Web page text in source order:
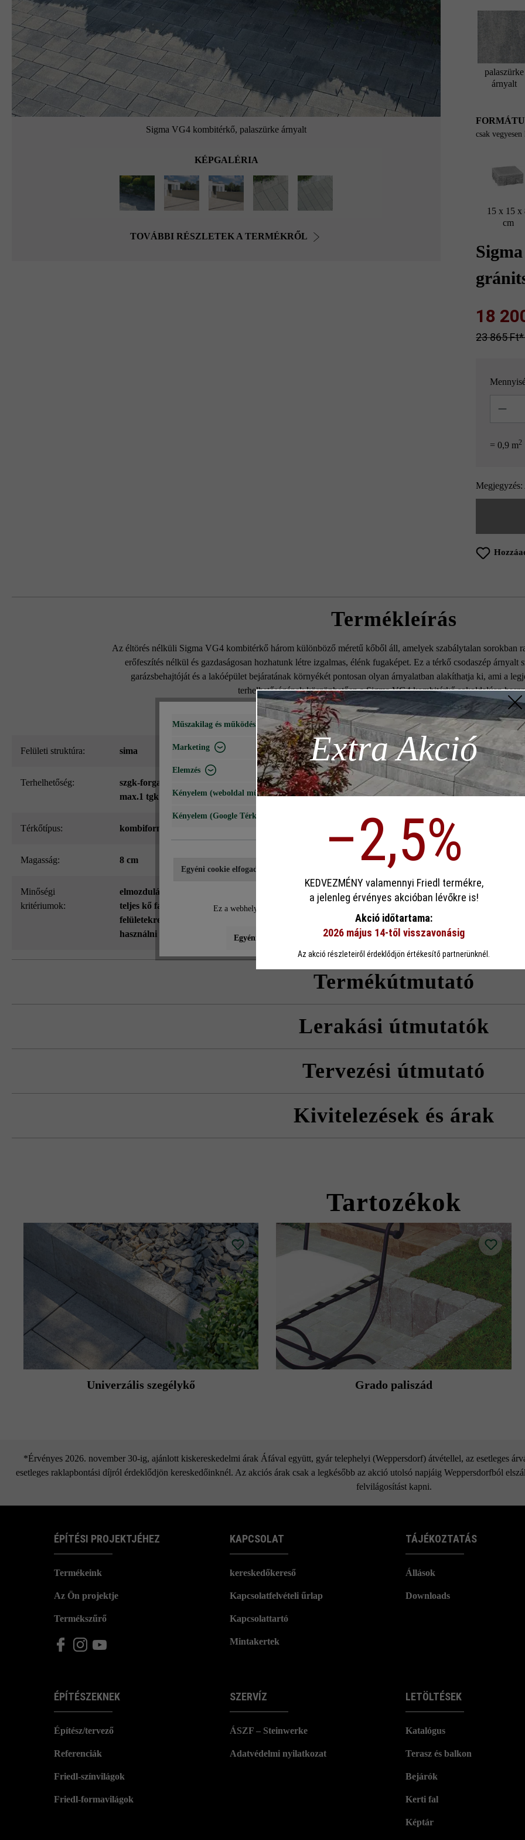
Sigma VG4 kombitérkő, palaszürke árnyalt
KÉPGALÉRIA
TOVÁBBI RÉSZLETEK A TERMÉKRŐL
palaszürke
árnyalt
csak vegyesen
15 x 15 x
cm
18
23 865
= 0,9 m2
Termékleírás
Az éltörés nélküli Sigma VG4 kombitérkő három különböző méretű kőből áll, amelyek szabálytalan sorokban
erőfeszítés nélkül és gazdaságosan hozhatunk létre izgalmas, élénk fugaképet. Ez a térkő csodaszép
garázsbehajtóját és a lakóépület bejáratának környékét pontosan olyan árnyalatban alakíthatja ki, ami a
terhelhetőségének köszönhetően a Sigma VG4 kombitérkő sokoldalúan
Felületi struktúra: sima Szín:
Terhelhetőség:
szgk-forgalomra és alkalmankénti tgk-használatra,
max.1 tgk hetente
Terméktípus: térkő
Térkőtípus: kombiformátum Rendeltetés:
Magasság: 8 cm él:
Minőségi
kritériumok:
elmozdulásvédett (VG4)
teljes kő fagy- és olvasztósóálló - csak cementkötésű
felületekre alkalmas jégoldó szereket szabad
használni
Termékútmutató
A VG4 termékek formátumadatai az ajánlott minimális, 5 mm-es fugaszélességnek megfelelő fugaarányt
Kérjük, vegye figyelembe a lerakási útmutatókat és a termék adatlapokat az építési tanácsok/szerviz
Lerakási útmutatók
Tervezési útmutató
Kivitelezések és árak
Tartozékok
Univerzális szegélykő Grado paliszád
*Érvényes 2026. november 30-ig, ajánlott kiskereskedelmi árak Áfával együtt, gyár telephelyi (Weppersdorf) átvétellel, az esetleges
esetleges raklapbontási díjról érdeklődjön kereskedőinknél. Az akciós árak csak a legkésőbb az akció utolsó napjáig Weppersdorfból
felvilágosítást kapni.
ÉPÍTÉSI PROJEKTJÉHEZ
Termékeink
Az Ön projektje
Termékszűrő
ÉPÍTÉSZEKNEK
Építész/tervező
Referenciák
Friedl-színvilágok
Friedl-formavilágok
KAPCSOLAT
kereskedőkereső
Kapcsolatfelvételi űrlap
Kapcsolattartó
Mintakertek
SZERVÍZ
ÁSZF – Steinwerke
Adatvédelmi nyilatkozat
TÁJÉKOZTATÁS
Állások
Downloads
LETÖLTÉSEK
Katalógus
Terasz és balkon
Bejárók
Kerti fal
Képtár
Műszakilag és működéshez szükséges
Marketing
Elemzés
Kényelem (weboldal működése)
Kényelem (Google Térkép)
Egyéni cookie elfogadása
Ez a webhely cookie-kat használ, hogy a lehető legjobb funkcionalitást kínálja Önnek...
Egyéni beállítások Csak funkcionális cookie elfogadása Minden cookie
Extra Akció
–2,5%
KEDVEZMÉNY valamennyi Friedl termékre,
a jelenleg érvényes akcióban lévőkre is!
Akció időtartama:
2026 május 14-től visszavonásig
Az akció részleteiről érdeklődjön értékesítő partnerünknél.